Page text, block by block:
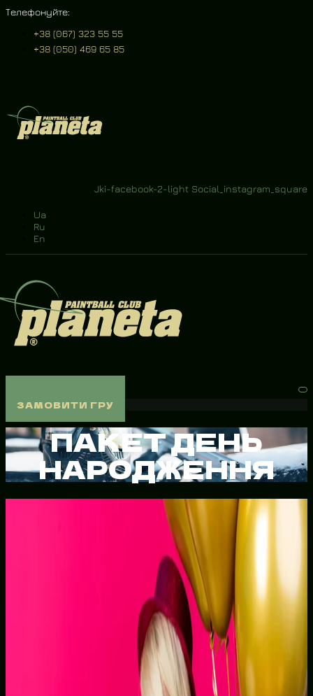
Телефонуйте:
+38 (067) 323 55 55
+38 (050) 469 65 85
Jki-facebook-2-light Social_instagram_square
Ua
Ru
En
ЗАМОВИТИ ГРУ
ПАКЕТ ДЕНЬ
НАРОДЖЕННЯ